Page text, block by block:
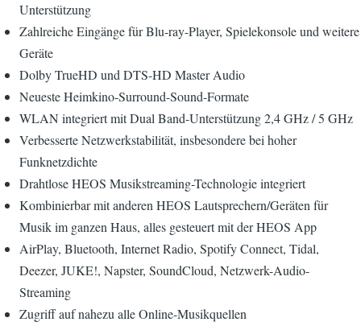
Unterstützung
Zahlreiche Eingänge für Blu-ray-Player, Spielekonsole und weitere
Geräte
Dolby TrueHD und DTS-HD Master Audio
Neueste Heimkino-Surround-Sound-Formate
WLAN integriert mit Dual Band-Unterstützung 2,4 GHz / 5 GHz
Verbesserte Netzwerkstabilität, insbesondere bei hoher
Funknetzdichte
Drahtlose HEOS Musikstreaming-Technologie integriert
Kombinierbar mit anderen HEOS Lautsprechern/Geräten für
Musik im ganzen Haus, alles gesteuert mit der HEOS App
AirPlay, Bluetooth, Internet Radio, Spotify Connect, Tidal,
Deezer, JUKE!, Napster, SoundCloud, Netzwerk-Audio-
Streaming
Zugriff auf nahezu alle Online-Musikquellen